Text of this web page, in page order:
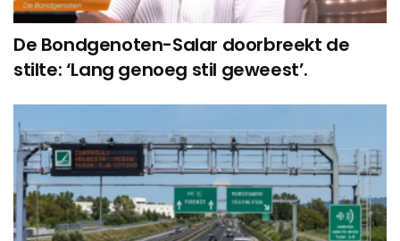
De Bondgenoten-Salar doorbreekt de
stilte: ‘Lang genoeg stil geweest’.